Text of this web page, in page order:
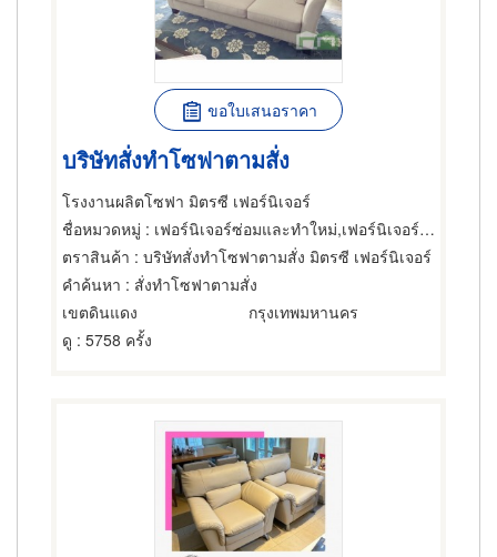
ขอใบเสนอราคา
บริษัทสั่งทำโซฟาตามสั่ง
โรงงานผลิตโซฟา มิตรซี เฟอร์นิเจอร์
ชื่อหมวดหมู่ : เฟอร์นิเจอร์ซ่อมและทำใหม่,เฟอร์นิเจอร์ทำตามสั่ง
ตราสินค้า : บริษัทสั่งทำโซฟาตามสั่ง มิตรซี เฟอร์นิเจอร์
คำค้นหา : สั่งทำโซฟาตามสั่ง
เขตดินแดง
กรุงเทพมหานคร
ดู : 5758 ครั้ง